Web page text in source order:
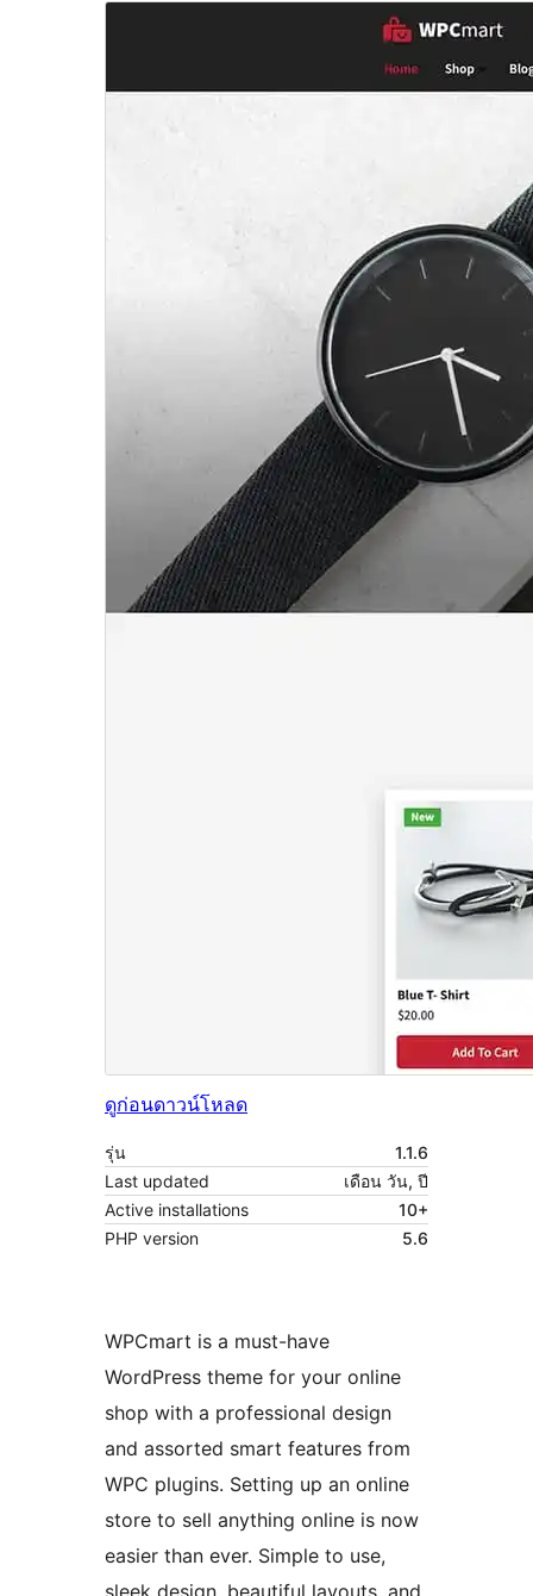
ดูก่อนดาวน์โหลด
รุ่น
1.1.6
Last updated
เดือน วัน, ปี
Active installations
10+
PHP version
5.6
WPCmart is a must-have
WordPress theme for your online
shop with a professional design
and assorted smart features from
WPC plugins. Setting up an online
store to sell anything online is now
easier than ever. Simple to use,